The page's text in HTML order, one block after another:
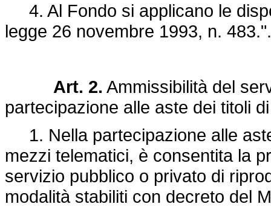
4. Al Fondo si applicano le
legge 26 novembre 1993, n. 483.".
Art. 2. Ammissibilità del
partecipazione alle aste dei titoli
1. Nella partecipazione alle
mezzi telematici, è consentita la
servizio pubblico o privato di
modalità stabiliti con decreto del